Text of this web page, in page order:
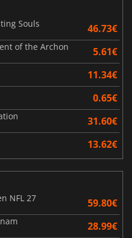
Souls
46.73€
of the Archon 5.61€
11.34€
0.65€
31.60€
13.62€
NFL 27
59.80€
28.99€